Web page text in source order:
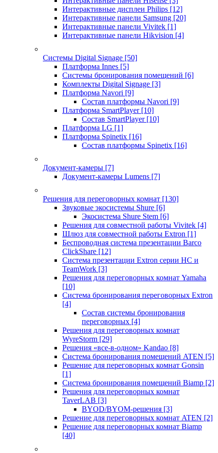
Интерактивные дисплеи Philips [12]
Интерактивные панели Samsung [20]
Интерактивные панели Vivitek [1]
Интерактивные панели Hikvision [4]
Системы Digital Signage [50]
Платформа Innes [5]
Системы бронирования помещений [6]
Комплекты Digital Signage [3]
Платформа Navori [9]
Состав платформы Navori [9]
Платформа SmartPlayer [10]
Состав SmartPlayer [10]
Платформа LG [1]
Платформа Spinetix [16]
Состав платформы Spinetix [16]
Документ-камеры [7]
Документ-камеры Lumens [7]
Решения для переговорных комнат [130]
Звуковые экосистемы Shure [6]
Экосистема Shure Stem [6]
Решения для совместной работы Vivitek [4]
Шлюз для совместной работы Extron [1]
Беспроводная система презентации Barco
ClickShare [12]
Система презентации Extron серии HC и
TeamWork [3]
Решения для переговорных комнат Yamaha
[10]
Система бронирования переговорных Extron
[4]
Состав системы бронирования
переговорных [4]
Решения для переговорных комнат
WyreStorm [29]
Решения «все-в-одном» Kandao [8]
Система бронирования помещений ATEN [5]
Решение для переговорных комнат Gonsin
[1]
Система бронирования помещений Biamp [2]
Решения для переговорных комнат
TaverLAB [3]
BYOD/BYOM-решения [3]
Решение для переговорных комнат ATEN [2]
Решение для переговорных комнат Biamp
[40]